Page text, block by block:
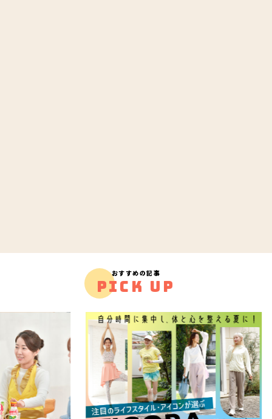
おすすめの記事
PICK UP